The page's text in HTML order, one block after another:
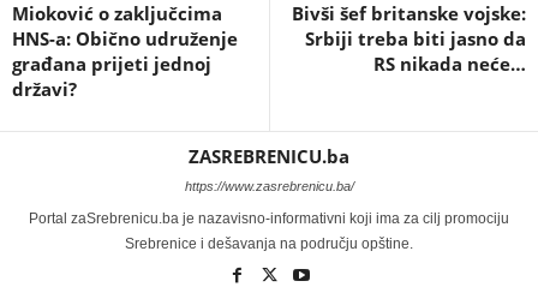
Mioković o zaključcima
HNS-a: Obično udruženje
građana prijeti jednoj
državi?
Bivši šef britanske vojske:
Srbiji treba biti jasno da
RS nikada neće…
ZASREBRENICU.ba
https://www.zasrebrenicu.ba/
Portal zaSrebrenicu.ba je nazavisno-informativni koji ima za cilj promociju
Srebrenice i dešavanja na području opštine.